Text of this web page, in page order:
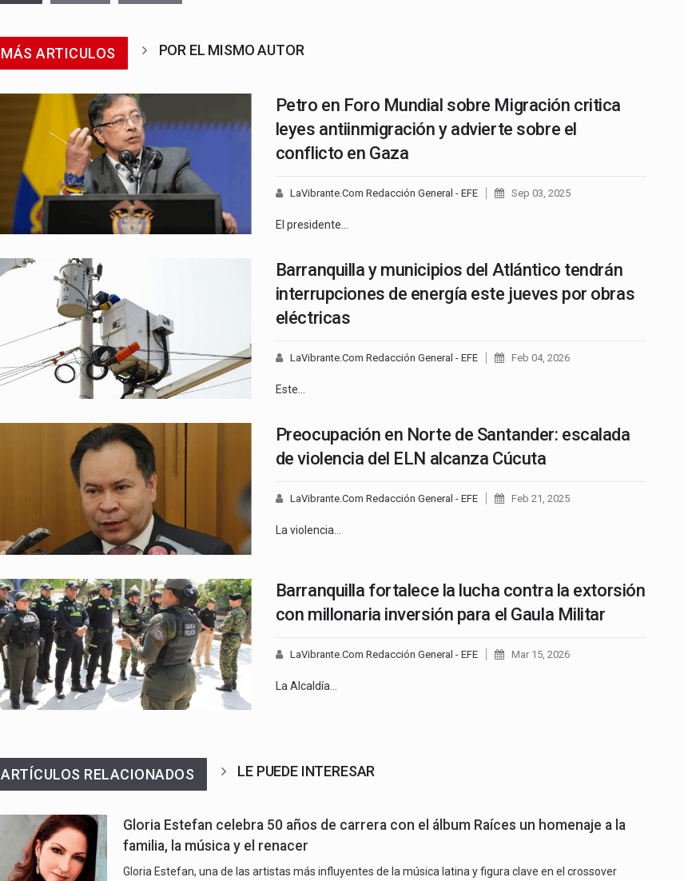
MÁS ARTICULOS POR EL MISMO AUTOR
Petro en Foro Mundial sobre Migración critica
leyes antiinmigración y advierte sobre el
conflicto en Gaza
LaVibrante.Com Redacción General - EFE Sep 03, 2025
El presidente…
Barranquilla y municipios del Atlántico tendrán
interrupciones de energía este jueves por obras
eléctricas
LaVibrante.Com Redacción General - EFE Feb 04, 2026
Este…
Preocupación en Norte de Santander: escalada
de violencia del ELN alcanza Cúcuta
LaVibrante.Com Redacción General - EFE Feb 21, 2025
La violencia…
Barranquilla fortalece la lucha contra la extorsión
con millonaria inversión para el Gaula Militar
LaVibrante.Com Redacción General - EFE Mar 15, 2026
La Alcaldía…
ARTÍCULOS RELACIONADOS LE PUEDE INTERESAR
Gloria Estefan celebra 50 años de carrera con el álbum Raíces un homenaje a la
familia, la música y el renacer
Gloria Estefan, una de las artistas más influyentes de la música latina y figura clave en el crossover